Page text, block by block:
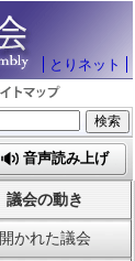
とりネット
音声読み上げ
議会の動き
開かれた議会